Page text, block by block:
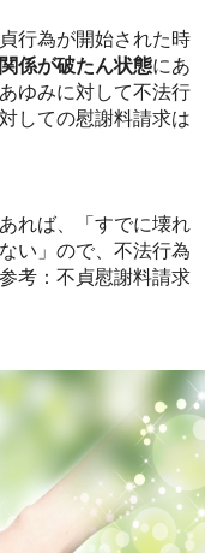
行為が開始された時
係が破たん状態にあ
ゆみに対して不法行
しての慰謝料請求は
れば、「すでに壊れ
い」ので、不法行為
考：不貞慰謝料請求